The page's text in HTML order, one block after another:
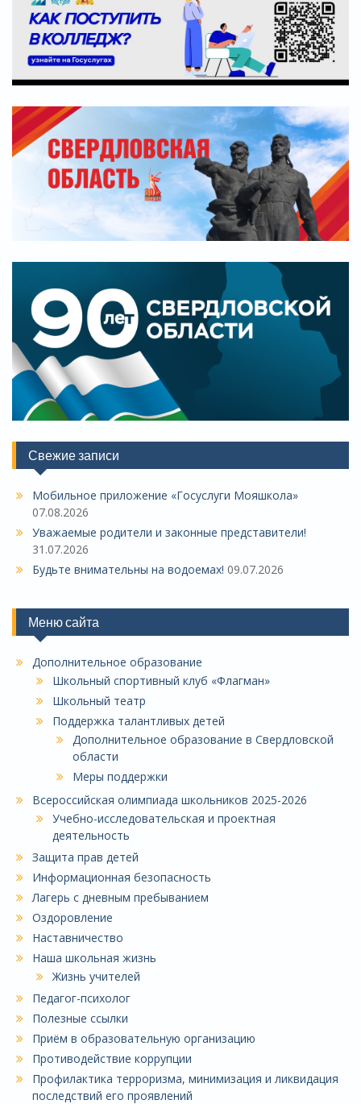
Свежие записи
Мобильное приложение «Госуслуги Мояшкола»
07.08.2026
Уважаемые родители и законные представители!
31.07.2026
Будьте внимательны на водоемах! 09.07.2026
Меню сайта
Дополнительное образование
Школьный спортивный клуб «Флагман»
Школьный театр
Поддержка талантливых детей
Дополнительное образование в Свердловской
области
Меры поддержки
Всероссийская олимпиада школьников 2025-2026
Учебно-исследовательская и проектная
деятельность
Защита прав детей
Информационная безопасность
Лагерь с дневным пребыванием
Оздоровление
Наставничество
Наша школьная жизнь
Жизнь учителей
Педагог-психолог
Полезные ссылки
Приём в образовательную организацию
Противодействие коррупции
Профилактика терроризма, минимизация и ликвидация
последствий его проявлений